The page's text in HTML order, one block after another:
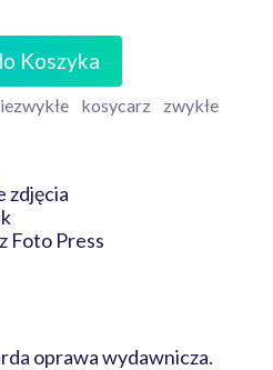
Koszyka
kosycarz zwykłe
zdjęcia
Foto Press
oprawa wydawnicza.